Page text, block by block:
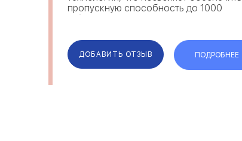
пропускную способность до 1000
Мбит/с. Наши специалисты постоянно
оборудования и
усовершенствованием услуг, которые
предоставляет компания. Благодаря ...
ДОБАВИТЬ ОТЗЫВ ПОДРОБНЕЕ